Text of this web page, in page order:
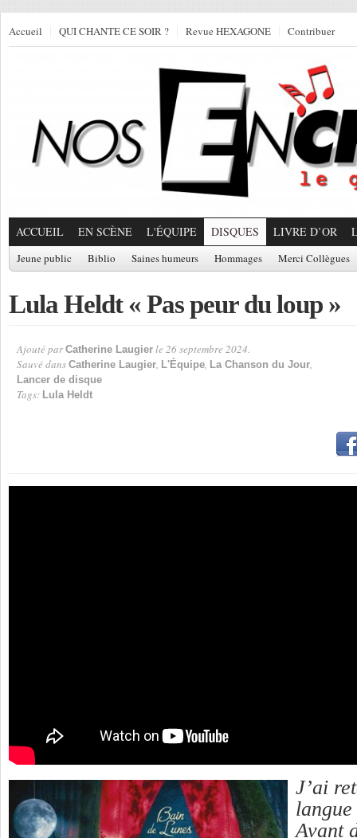
Accueil QUI CHANTE CE SOIR ? Revue HEXAGONE Contribuer
ACCUEIL EN SCÈNE L'ÉQUIPE DISQUES LIVRE D’OR
Jeune public Biblio Saines humeurs Hommages Merci Collègues
Lula Heldt « Pas peur du loup »
Ajouté par Catherine Laugier le 26 septembre 2024.
Sauvé dans Catherine Laugier, L'Équipe, La Chanson du Jour,
Lancer de disque
Tags: Lula Heldt
J’ai
Avant